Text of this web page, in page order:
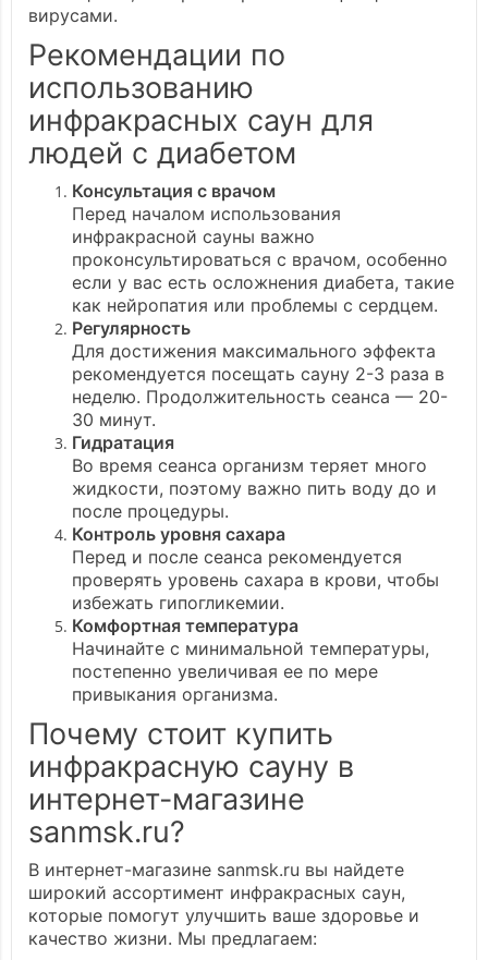
вирусами.
Рекомендации по
использованию
инфракрасных саун для
людей с диабетом
Консультация с врачом
Перед началом использования
инфракрасной сауны важно
проконсультироваться с врачом, особенно
если у вас есть осложнения диабета, такие
как нейропатия или проблемы с сердцем.
Регулярность
Для достижения максимального эффекта
рекомендуется посещать сауну 2-3 раза в
неделю. Продолжительность сеанса — 20-
30 минут.
Гидратация
Во время сеанса организм теряет много
жидкости, поэтому важно пить воду до и
после процедуры.
Контроль уровня сахара
Перед и после сеанса рекомендуется
проверять уровень сахара в крови, чтобы
избежать гипогликемии.
Комфортная температура
Начинайте с минимальной температуры,
постепенно увеличивая ее по мере
привыкания организма.
Почему стоит купить
инфракрасную сауну в
интернет-магазине
sanmsk.ru?
В интернет-магазине sanmsk.ru вы найдете
широкий ассортимент инфракрасных саун,
которые помогут улучшить ваше здоровье и
качество жизни. Мы предлагаем: